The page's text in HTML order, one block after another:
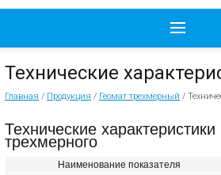
Технические
Главная / Продукция / Геомат трехмерный /
Технические
трехмерного
Наименование показателя